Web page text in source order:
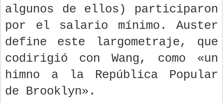
algunos de ellos) participaron
por el salario mínimo. Auster
define este largometraje, que
codirigió con Wang, como «un
himno a la República Popular
de Brooklyn».